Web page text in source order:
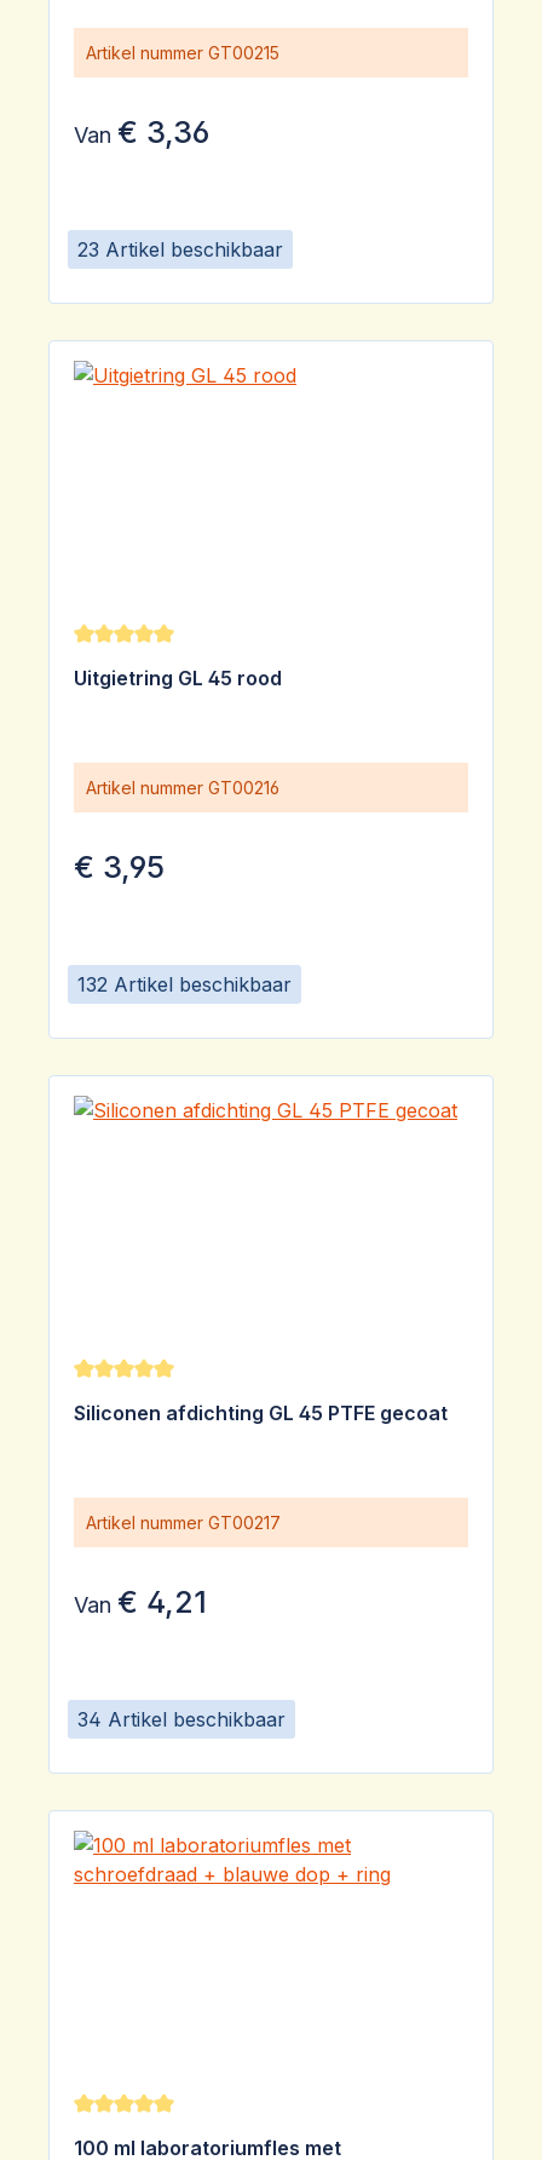
23 Artikel beschikbaar
Artikel nummer GT00215
Van € 3,36
132 Artikel beschikbaar
Gemiddelde waardering van 5 van 5 sterren
Uitgietring GL 45 rood
Artikel nummer GT00216
€ 3,95
34 Artikel beschikbaar
Gemiddelde waardering van 5 van 5 sterren
Siliconen afdichting GL 45 PTFE gecoat
Artikel nummer GT00217
Van € 4,21
Gemiddelde waardering van 5 van 5 sterren
100 ml laboratoriumfles met